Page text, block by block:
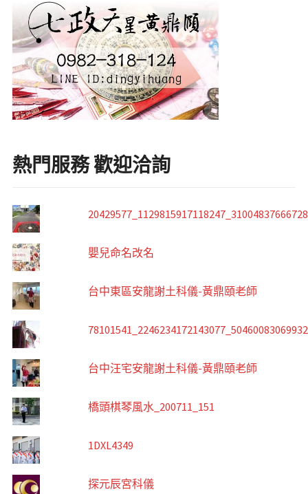
熱門服務 歡迎洽詢
嬰兒命名改名
台中東區安龍謝土科儀-黃鼎頤老師
台中汪宅安龍謝土科儀-黃鼎頤老師
橋頭棋琴風水_200711_151
1DXL4349
探元辰宮科儀